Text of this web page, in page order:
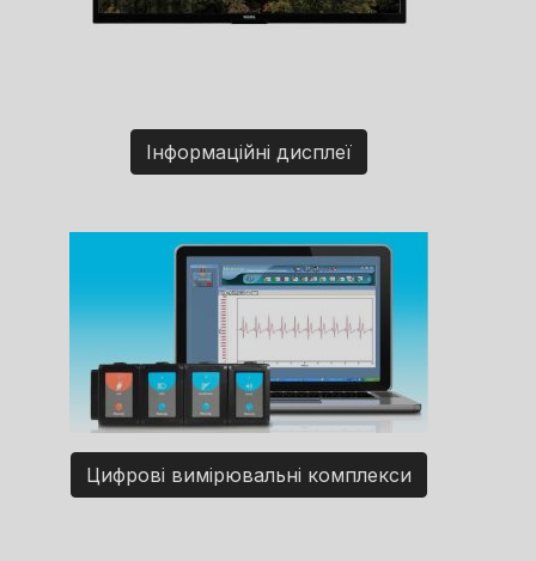
Інформаційні дисплеї
Цифрові вимірювальні комплекси